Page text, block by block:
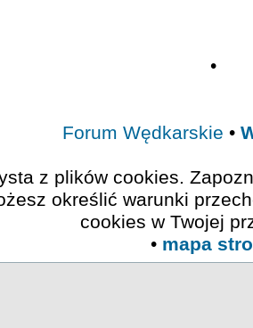
•
Forum Wędkarskie •
z plików cookies.
określić warunki
cookies w Twojej
• mapa